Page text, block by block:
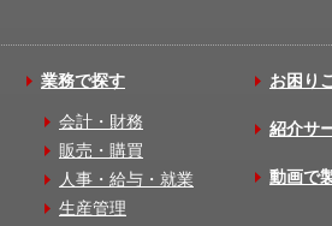
業務で探す
会計・財務
販売・購買
人事・給与・就業
生産管理
お困り
紹介サ
動画で